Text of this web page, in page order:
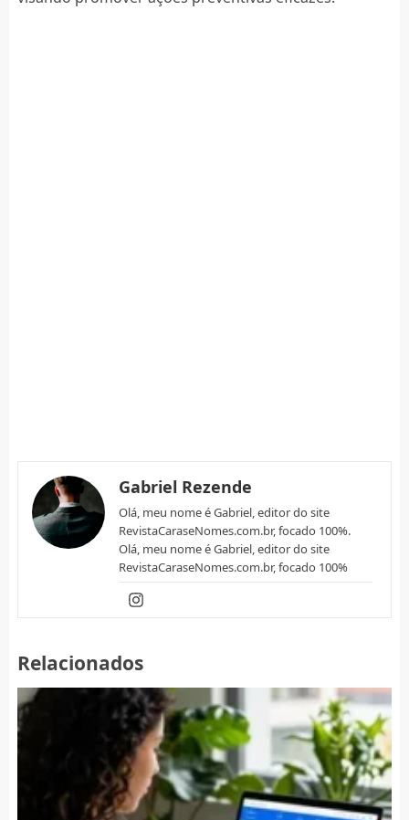
Gabriel Rezende
Olá, meu nome é Gabriel, editor do site
RevistaCaraseNomes.com.br, focado 100%.
Olá, meu nome é Gabriel, editor do site
RevistaCaraseNomes.com.br, focado 100%
Relacionados